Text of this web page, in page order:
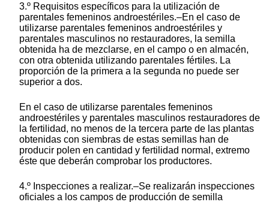
3.º Requisitos específicos para la utilización de
parentales femeninos androestériles.–En el caso de
utilizarse parentales femeninos androestériles y
parentales masculinos no restauradores, la semilla
obtenida ha de mezclarse, en el campo o en almacén,
con otra obtenida utilizando parentales fértiles. La
proporción de la primera a la segunda no puede ser
superior a dos.
En el caso de utilizarse parentales femeninos
androestériles y parentales masculinos restauradores de
la fertilidad, no menos de la tercera parte de las plantas
obtenidas con siembras de estas semillas han de
producir polen en cantidad y fertilidad normal, extremo
éste que deberán comprobar los productores.
4.º Inspecciones a realizar.–Se realizarán inspecciones
oficiales a los campos de producción de semilla